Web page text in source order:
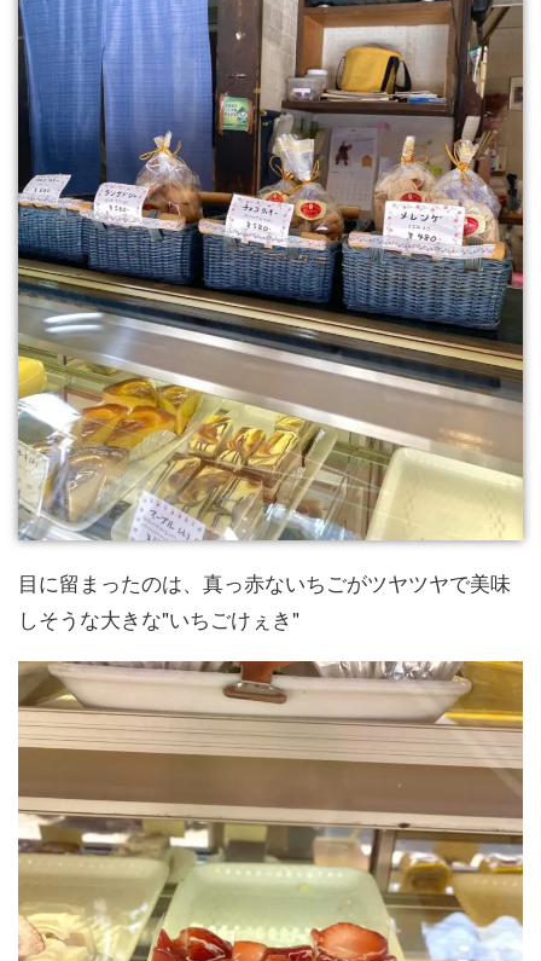
目に留まったのは、真っ赤ないちごがツヤツヤで美味
しそうな大きな"いちごけぇき"